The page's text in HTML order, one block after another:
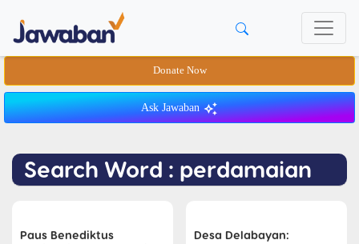
Donate Now
Ask Jawaban
Search Word : perdamaian
Paus Benediktus
Desa Delabayan: